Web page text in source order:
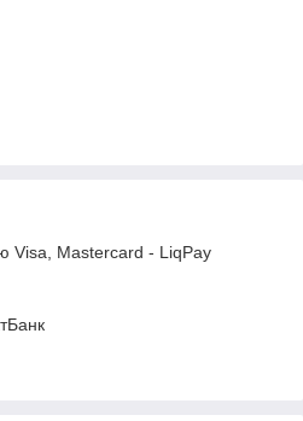
Visa, Mastercard - LiqPay